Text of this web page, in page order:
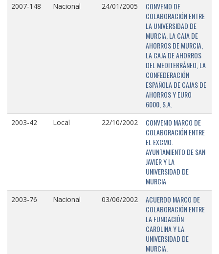
2007-148 Nacional 24/01/2005
CONVENIO DE
COLABORACIÓN ENTRE
LA UNIVERSIDAD DE
MURCIA, LA CAJA DE
AHORROS DE MURCIA,
LA CAJA DE AHORROS
DEL MEDITERRÁNEO, LA
CONFEDERACIÓN
ESPAÑOLA DE CAJAS DE
AHORROS Y EURO
6000, S.A.
2003-42 Local 22/10/2002
CONVENIO MARCO DE
COLABORACIÓN ENTRE
EL EXCMO.
AYUNTAMIENTO DE SAN
JAVIER Y LA
UNIVERSIDAD DE
MURCIA
2003-76 Nacional 03/06/2002
ACUERDO MARCO DE
COLABORACIÓN ENTRE
LA FUNDACIÓN
CAROLINA Y LA
UNIVERSIDAD DE
MURCIA.